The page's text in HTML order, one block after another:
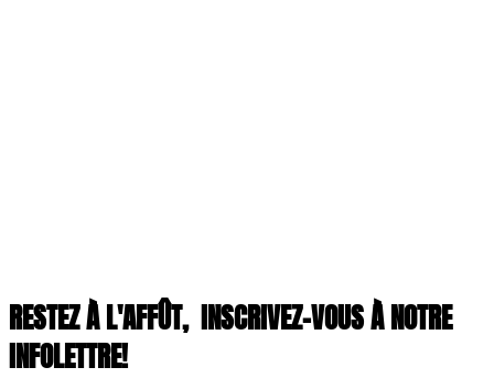
RESTEZ À L'AFFÛT, INSCRIVEZ-VOUS À NOTRE
INFOLETTRE!